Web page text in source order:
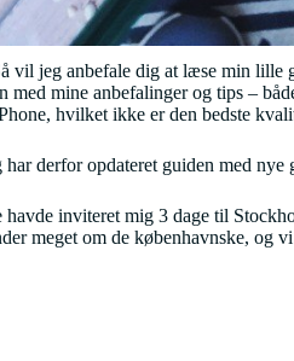
vil jeg anbefale dig at læse min
mine anbefalinger og tips –
hvilket ikke er den bedste
derfor opdateret guiden med nye
inviteret mig 3 dage til
meget om de københavnske,